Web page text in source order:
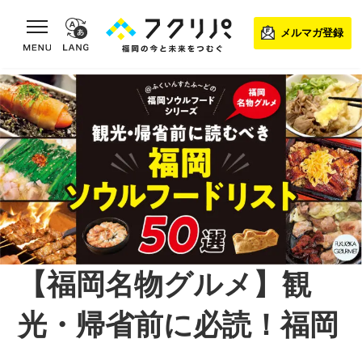
toggle navigation
メルマガ登録
【福岡名物グルメ】観
光・帰省前に必読！福岡